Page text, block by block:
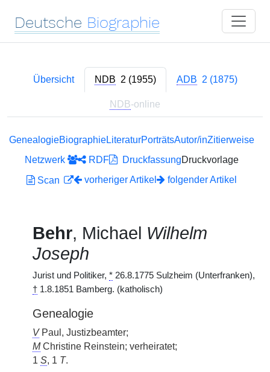
Deutsche Biographie
Übersicht NDB 2 (1955) ADB 2 (1875)
NDB-online
GenealogieBiographieLiteraturPorträtsAutor/inZitierweise
Netzwerk
RDF DruckfassungDruckvorlage
Scan
vorheriger Artikel folgender Artikel
Behr, Michael Wilhelm
Joseph
Jurist und Politiker, * 26.8.1775 Sulzheim (Unterfranken),
† 1.8.1851 Bamberg. (katholisch)
Genealogie
VPaul, Justizbeamter;
MChristine Reinstein; verheiratet;
1 S, 1 T.